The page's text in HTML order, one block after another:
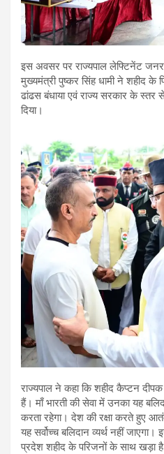
इस अवसर पर राज्यपाल लेफ्टिनेंट
मुख्यमंत्री पुष्कर सिंह धामी ने शहीद के
ढांढस बंधाया एवं राज्य सरकार के
दिया।
राज्यपाल ने कहा कि शहीद कैप्टन दीपक
हैं। माँ भारती की सेवा में उनका यह
करता रहेगा। देश की रक्षा करते हुए
यह सर्वोच्च बलिदान व्यर्थ नहीं
प्रदेश शहीद के परिजनों के साथ खड़ा